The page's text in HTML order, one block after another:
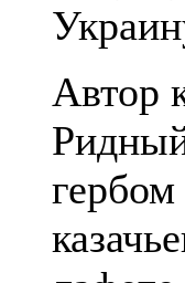
Автор
гербом